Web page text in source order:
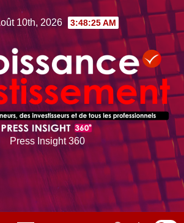
10th, 2026 3:48:26 AM
Press Insight 360